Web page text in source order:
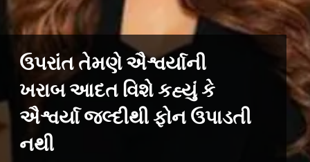
ઉપરાંત તેમણે ઐશ્વર્યાની
ખરાબ આદત વિશે કહ્યું કે
ઐશ્વર્યા જલ્દીથી ફોન ઉપાડતી
નથી